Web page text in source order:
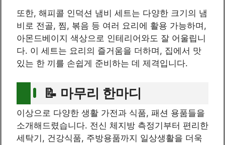
또한, 해피콜 인덕션 냄비 세트는 다양한 크기의 냄
비로 전골, 찜, 볶음 등 여러 요리에 활용 가능하며,
아몬드베이지 색상으로 인테리어와도 잘 어울립니
다. 이 세트는 요리의 즐거움을 더하며, 집에서 맛
있는 한 끼를 손쉽게 준비하는 데 제격입니다.
📝 마무리 한마디
이상으로 다양한 생활 가전과 식품, 패션 용품들을
소개해드렸습니다. 전신 체지방 측정기부터 편리한
세탁기, 건강식품, 주방용품까지 일상생활을 더욱